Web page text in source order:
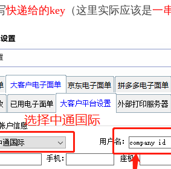
快递给的key （这里实际应该是一